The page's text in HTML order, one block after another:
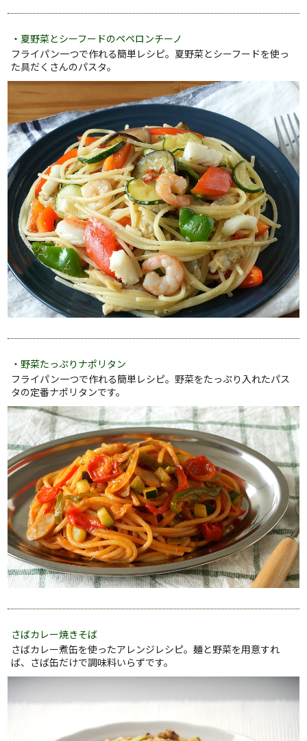
・夏野菜とシーフードのペペロンチーノ
フライパン一つで作れる簡単レシピ。夏野菜とシーフードを使っ
た具だくさんのパスタ。
・野菜たっぷりナポリタン
フライパン一つで作れる簡単レシピ。野菜をたっぷり入れたパス
タの定番ナポリタンです。
さばカレー焼きそば
さばカレー煮缶を使ったアレンジレシピ。麺と野菜を用意すれ
ば、さば缶だけで調味料いらずです。